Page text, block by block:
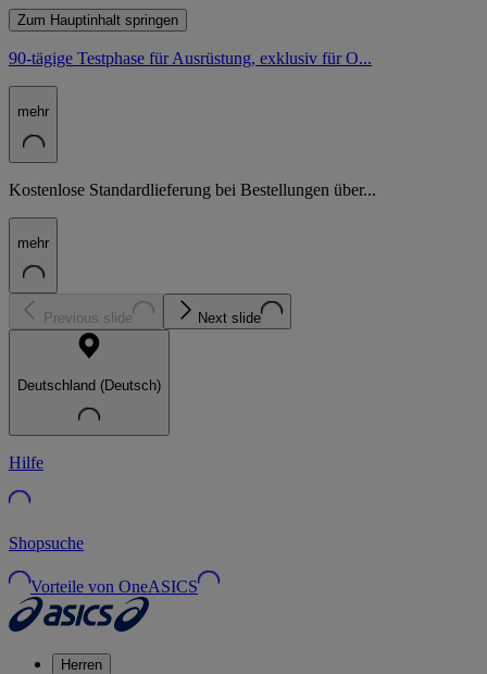
Zum Hauptinhalt springen
90-tägige Testphase für Ausrüstung, exklusiv für O...
mehr
Kostenlose Standardlieferung bei Bestellungen über...
mehr
Previous slide Next slide
Deutschland (Deutsch)
Hilfe
Shopsuche
Vorteile von OneASICS
Herren